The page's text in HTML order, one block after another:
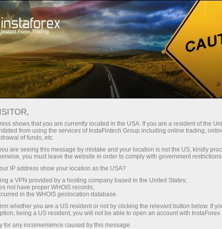
Трейдерам Форекс огляди Обзоры
07.05.2026: Аналітичні огляди
Форекс: Трейдеры снова поверили
Трампу. Видеопрогноз на 7 мая
Відкрити торговий рахунок
Відкрити демо-рахунок
shows that you are currently located in the USA. If you are a resident of the
from using the services of InstaFintech Group including online trading,
of funds, etc.
are seeing this message by mistake and your location is not the US, kindly
you must leave the website in order to comply with government
IP address show your location as the USA?
a VPN provided by a hosting company based in the United States;
not have proper WHOIS records;
in the WHOIS geolocation database.
whether you are a US resident or not by clicking the relevant button below. If
being a US resident, you will not be able to open an account with InstaForex
for any inconvenience caused by this message.